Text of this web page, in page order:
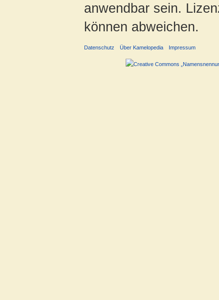
anwendbar sein.
können abweichen.
Datenschutz Über Kamelopedia Impressum